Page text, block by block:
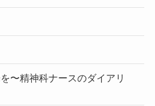
〜精神科ナースのダイアリ